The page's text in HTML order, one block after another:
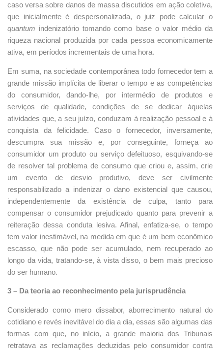
caso versa sobre danos de massa discutidos em ação coletiva,
que inicialmente é despersonalizada, o juiz pode calcular o
quantum indenizatório tomando como base o valor médio da
riqueza nacional produzida por cada pessoa economicamente
ativa, em períodos incrementais de uma hora.
Em suma, na sociedade contemporânea todo fornecedor tem a
grande missão implícita de liberar o tempo e as competências
do consumidor, dando-lhe, por intermédio de produtos e
serviços de qualidade, condições de se dedicar àquelas
atividades que, a seu juízo, conduzam à realização pessoal e à
conquista da felicidade. Caso o fornecedor, inversamente,
descumpra sua missão e, por conseguinte, forneça ao
consumidor um produto ou serviço defeituoso, esquivando-se
de resolver tal problema de consumo que criou e, assim, crie
um evento de desvio produtivo, deve ser civilmente
responsabilizado a indenizar o dano existencial que causou,
independentemente da existência de culpa, tanto para
compensar o consumidor prejudicado quanto para prevenir a
reiteração dessa conduta lesiva. Afinal, enfatiza-se, o tempo
tem valor inestimável, na medida em que é um bem econômico
escasso, que não pode ser acumulado, nem recuperado ao
longo da vida, tratando-se, à vista disso, o bem mais precioso
do ser humano.
3 – Da teoria ao reconhecimento pela jurisprudência
Considerado como mero dissabor, aborrecimento natural do
cotidiano e revés inevitável do dia a dia, essas são algumas das
formas com que, no início, a grande maioria dos Tribunais
retratava as reclamações deduzidas pelo consumidor contra